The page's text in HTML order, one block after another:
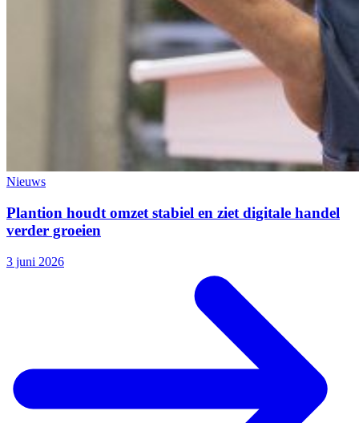
Nieuws
Plantion houdt omzet stabiel en ziet digitale handel
verder groeien
3 juni 2026